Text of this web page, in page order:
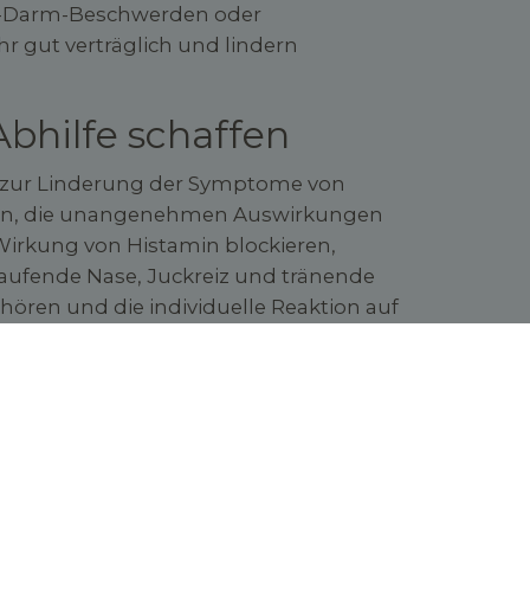
Beschwerden oder
gut verträglich und lindern
schaffen
Linderung der Symptome von
die unangenehmen Auswirkungen
von Histamin blockieren,
Nase, Juckreiz und tränende
und die individuelle Reaktion auf